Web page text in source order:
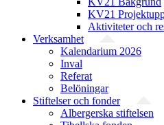
KV21
Aktiviteter och
Verksamhet
Kalendarium 2026
Inval
Referat
Belöningar
Stiftelser och fonder
Albergerska stiftelsen